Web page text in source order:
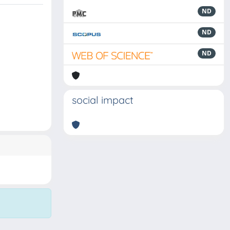
ND
ND
ND
social impact